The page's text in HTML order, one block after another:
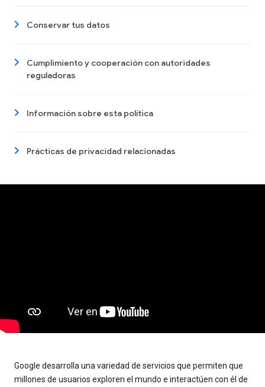
Conservar tus datos
Cumplimiento y cooperación con autoridades
reguladoras
Información sobre esta política
Prácticas de privacidad relacionadas
Google desarrolla una variedad de servicios que permiten que
millones de usuarios exploren el mundo e interactúen con él de